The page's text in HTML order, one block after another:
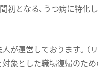
となる、うつ病に特化
が運営しております。（
象とした職場復帰のた